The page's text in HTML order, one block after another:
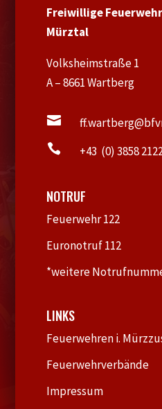
Freiwillige
Mürztal
Volksheimstraße 1
A – 8661 Wartberg

 +43 (0) 3858
NOTRUF
Feuerwehr 122
Euronotruf 112
*weitere
LINKS
Feuerwehren i.
Feuerwehrverbände
Impressum